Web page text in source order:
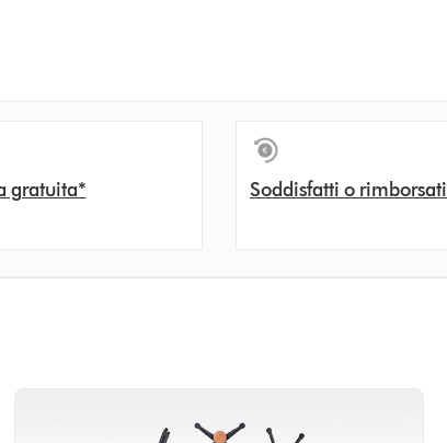
gratuita* Soddisfatti o rimborsati